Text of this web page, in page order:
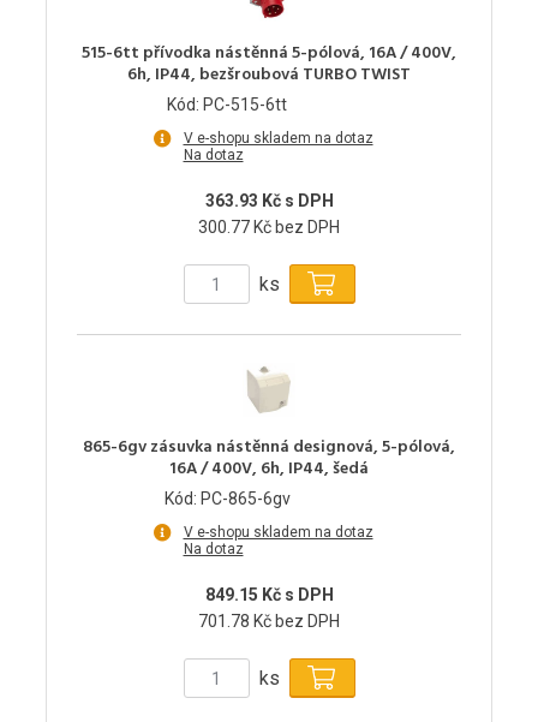
515-6tt přívodka nástěnná 5-pólová, 16A / 400V,
6h, IP44, bezšroubová TURBO TWIST
Kód: PC-515-6tt
V e-shopu skladem na dotaz
Na dotaz
363.93 Kč s DPH
300.77 Kč bez DPH
ks
865-6gv zásuvka nástěnná designová, 5-pólová,
16A / 400V, 6h, IP44, šedá
Kód: PC-865-6gv
V e-shopu skladem na dotaz
Na dotaz
849.15 Kč s DPH
701.78 Kč bez DPH
ks